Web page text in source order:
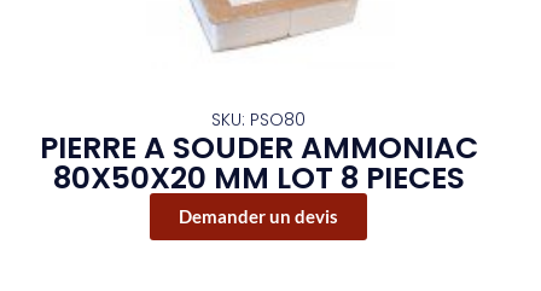
SKU: PSO80
PIERRE A SOUDER AMMONIAC
80X50X20 MM LOT 8 PIECES
Demander un devis